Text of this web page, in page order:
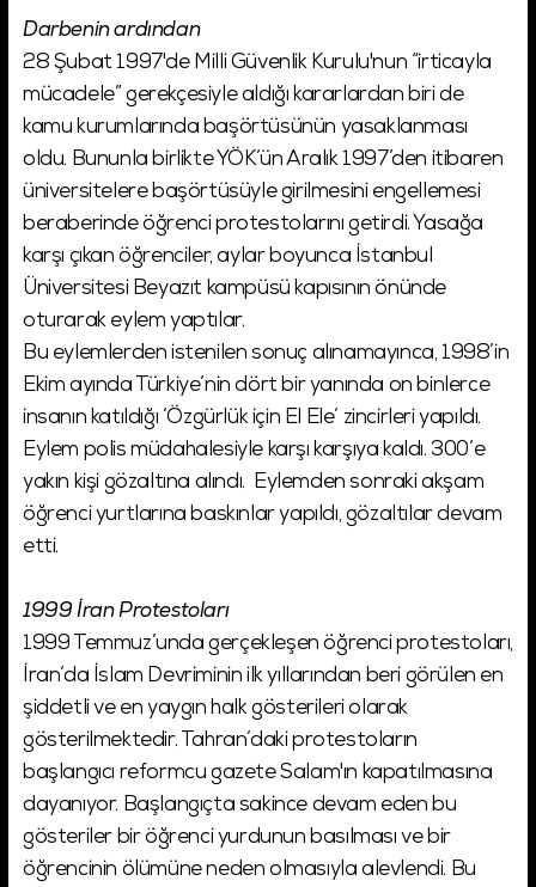
Darbenin ardından
28 Şubat 1997'de Milli Güvenlik Kurulu'nun “irticayla
mücadele” gerekçesiyle aldığı kararlardan biri de
kamu kurumlarında başörtüsünün yasaklanması
oldu. Bununla birlikte YÖK’ün Aralık 1997’den itibaren
üniversitelere başörtüsüyle girilmesini engellemesi
beraberinde öğrenci protestolarını getirdi. Yasağa
karşı çıkan öğrenciler, aylar boyunca İstanbul
Üniversitesi Beyazıt kampüsü kapısının önünde
oturarak eylem yaptılar.
Bu eylemlerden istenilen sonuç alınamayınca, 1998’in
Ekim ayında Türkiye’nin dört bir yanında on binlerce
insanın katıldığı ‘Özgürlük için El Ele’ zincirleri yapıldı.
Eylem polis müdahalesiyle karşı karşıya kaldı. 300’e
yakın kişi gözaltına alındı. Eylemden sonraki akşam
öğrenci yurtlarına baskınlar yapıldı, gözaltılar devam
etti.
1999 İran Protestoları
1999 Temmuz’unda gerçekleşen öğrenci protestoları,
İran’da İslam Devriminin ilk yıllarından beri görülen en
şiddetli ve en yaygın halk gösterileri olarak
gösterilmektedir. Tahran’daki protestoların
başlangıcı reformcu gazete Salam'ın kapatılmasına
dayanıyor. Başlangıçta sakince devam eden bu
gösteriler bir öğrenci yurdunun basılması ve bir
öğrencinin ölümüne neden olmasıyla alevlendi. Bu